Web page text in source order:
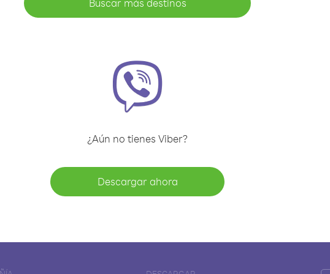
Buscar más destinos
¿Aún no tienes Viber?
Descargar ahora